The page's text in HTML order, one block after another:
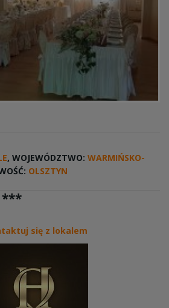
, WOJEWÓDZTWO: WARMIŃSKO-
OLSZTYN
***
się z lokalem